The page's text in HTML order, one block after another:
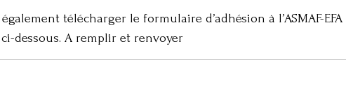
télécharger le formulaire d’adhésion à l’ASMAF-
ci-dessous. A remplir et renvoyer